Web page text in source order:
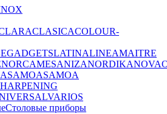
CLASICACOLOUR-
GADGETSLATINALINEAMAITRE
MESANIZANORDIKANOVA
SAMOASAMOA
VARIOS
Столовые приборы